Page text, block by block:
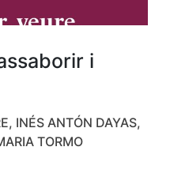
i
INÉS ANTÓN DAYAS,
TORMO